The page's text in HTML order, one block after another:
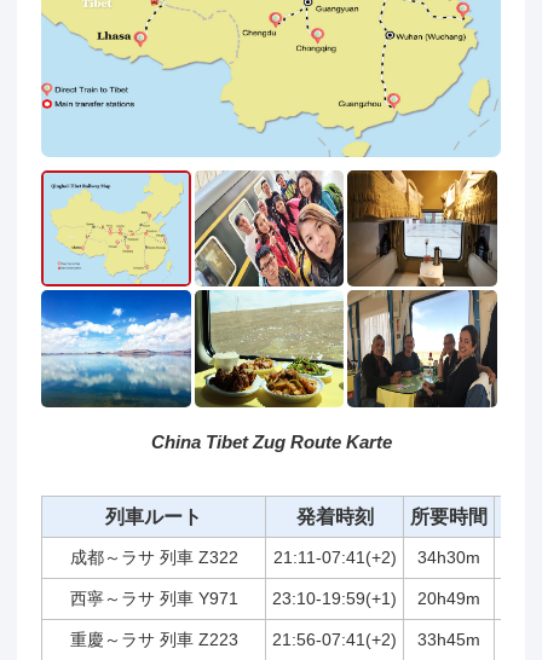
China Tibet Zug Route Karte
列車ルート 発着時刻 所要時間
成都～ラサ 列車 Z322 21:11-07:41(+2) 34h30m
西寧～ラサ 列車 Y971 23:10-19:59(+1) 20h49m
重慶～ラサ 列車 Z223 21:56-07:41(+2) 33h45m